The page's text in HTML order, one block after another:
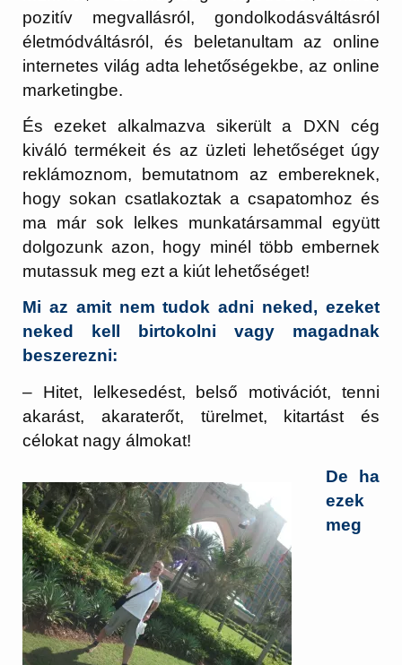
pozitív megvallásról, gondolkodásváltásról
életmódváltásról, és beletanultam az online
internetes világ adta lehetőségekbe, az online
marketingbe.
És ezeket alkalmazva sikerült a DXN cég
kiváló termékeit és az üzleti lehetőséget úgy
reklámoznom, bemutatnom az embereknek,
hogy sokan csatlakoztak a csapatomhoz és
ma már sok lelkes munkatársammal együtt
dolgozunk azon, hogy minél több embernek
mutassuk meg ezt a kiút lehetőséget!
Mi az amit nem tudok adni neked, ezeket
neked kell birtokolni vagy magadnak
beszerezni:
– Hitet, lelkesedést, belső motivációt, tenni
akarást, akaraterőt, türelmet, kitartást és
célokat nagy álmokat!
De ha
ezek
meg